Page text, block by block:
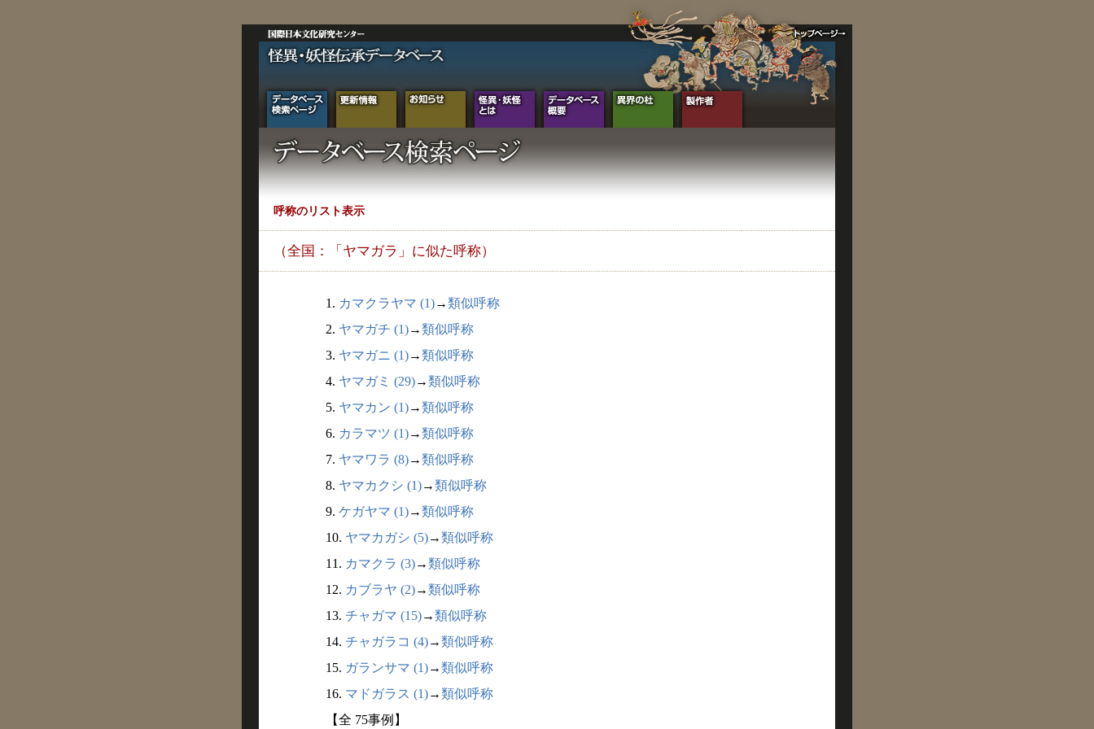
呼称のリスト表示
（全国：「ヤマガラ」に似た呼称）
1. カマクラヤマ (1)→類似呼称
2. ヤマガチ (1)→類似呼称
3. ヤマガニ (1)→類似呼称
4. ヤマガミ (29)→類似呼称
5. ヤマカン (1)→類似呼称
6. カラマツ (1)→類似呼称
7. ヤマワラ (8)→類似呼称
8. ヤマカクシ (1)→類似呼称
9. ケガヤマ (1)→類似呼称
10. ヤマカガシ (5)→類似呼称
11. カマクラ (3)→類似呼称
12. カブラヤ (2)→類似呼称
13. チャガマ (15)→類似呼称
14. チャガラコ (4)→類似呼称
15. ガランサマ (1)→類似呼称
16. マドガラス (1)→類似呼称
【全 75事例】